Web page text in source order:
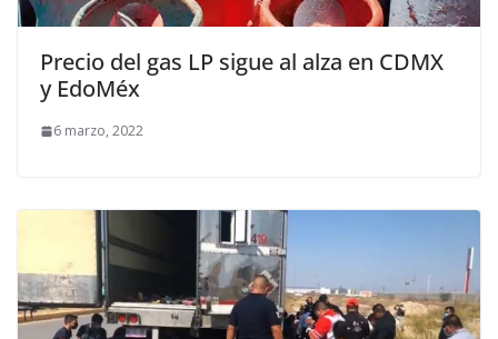
Precio del gas LP sigue al alza en CDMX
y EdoMéx
6 marzo, 2022